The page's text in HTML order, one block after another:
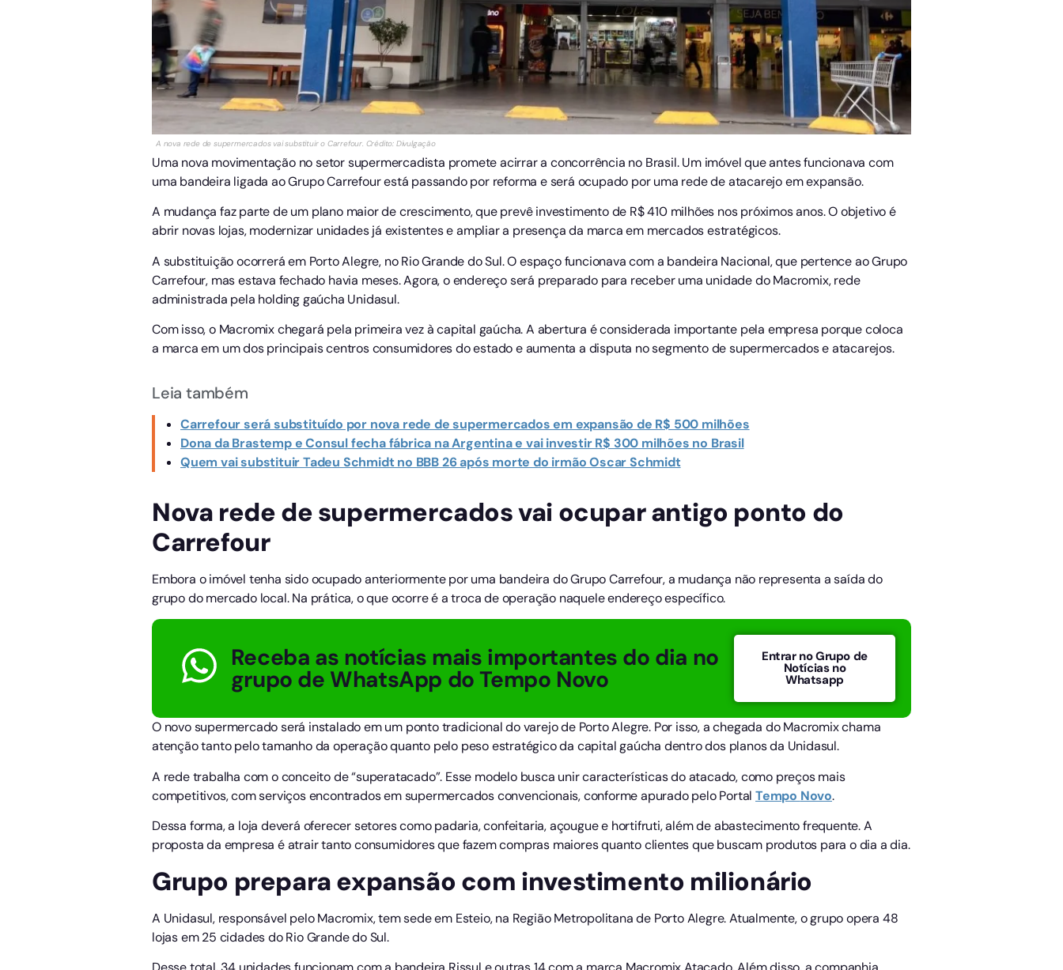
A nova rede de supermercados vai substituir o Carrefour. Crédito: Divulgação
Uma nova movimentação no setor supermercadista promete acirrar a concorrência no Brasil. Um imóvel que antes funcionava com
uma bandeira ligada ao Grupo Carrefour está passando por reforma e será ocupado por uma rede de atacarejo em expansão.
A mudança faz parte de um plano maior de crescimento, que prevê investimento de R$ 410 milhões nos próximos anos. O objetivo é
abrir novas lojas, modernizar unidades já existentes e ampliar a presença da marca em mercados estratégicos.
A substituição ocorrerá em Porto Alegre, no Rio Grande do Sul. O espaço funcionava com a bandeira Nacional, que pertence ao Grupo
Carrefour, mas estava fechado havia meses. Agora, o endereço será preparado para receber uma unidade do Macromix, rede
administrada pela holding gaúcha Unidasul.
Com isso, o Macromix chegará pela primeira vez à capital gaúcha. A abertura é considerada importante pela empresa porque coloca
a marca em um dos principais centros consumidores do estado e aumenta a disputa no segmento de supermercados e atacarejos.
Leia também
Carrefour será substituído por nova rede de supermercados em expansão de R$ 500 milhões
Dona da Brastemp e Consul fecha fábrica na Argentina e vai investir R$ 300 milhões no Brasil
Quem vai substituir Tadeu Schmidt no BBB 26 após morte do irmão Oscar Schmidt
Nova rede de supermercados vai ocupar antigo ponto do
Carrefour
Embora o imóvel tenha sido ocupado anteriormente por uma bandeira do Grupo Carrefour, a mudança não representa a saída do
grupo do mercado local. Na prática, o que ocorre é a troca de operação naquele endereço específico.
Receba as notícias mais importantes do dia no
grupo de WhatsApp do Tempo Novo
Entrar no Grupo de
Notícias no
Whatsapp
O novo supermercado será instalado em um ponto tradicional do varejo de Porto Alegre. Por isso, a chegada do Macromix chama
atenção tanto pelo tamanho da operação quanto pelo peso estratégico da capital gaúcha dentro dos planos da Unidasul.
A rede trabalha com o conceito de “superatacado”. Esse modelo busca unir características do atacado, como preços mais
competitivos, com serviços encontrados em supermercados convencionais, conforme apurado pelo Portal Tempo Novo.
Dessa forma, a loja deverá oferecer setores como padaria, confeitaria, açougue e hortifruti, além de abastecimento frequente. A
proposta da empresa é atrair tanto consumidores que fazem compras maiores quanto clientes que buscam produtos para o dia a dia.
Grupo prepara expansão com investimento milionário
A Unidasul, responsável pelo Macromix, tem sede em Esteio, na Região Metropolitana de Porto Alegre. Atualmente, o grupo opera 48
lojas em 25 cidades do Rio Grande do Sul.